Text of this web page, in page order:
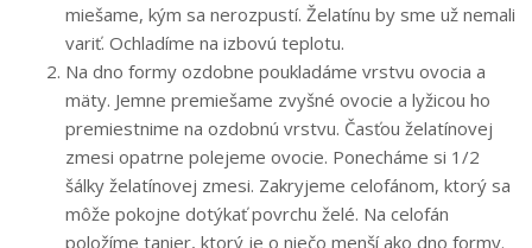
miešame, kým sa nerozpustí. Želatínu by sme už nemali
variť. Ochladíme na izbovú teplotu.
Na dno formy ozdobne poukladáme vrstvu ovocia a
mäty. Jemne premiešame zvyšné ovocie a lyžicou ho
premiestnime na ozdobnú vrstvu. Časťou želatínovej
zmesi opatrne polejeme ovocie. Ponecháme si 1/2
šálky želatínovej zmesi. Zakryjeme celofánom, ktorý sa
môže pokojne dotýkať povrchu želé. Na celofán
položíme tanier, ktorý je o niečo menší ako dno formy.